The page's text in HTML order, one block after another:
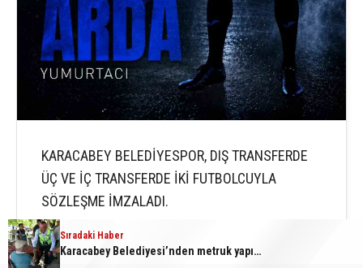
KARACABEY BELEDİYESPOR, DIŞ TRANSFERDE
ÜÇ VE İÇ TRANSFERDE İKİ FUTBOLCUYLA
SÖZLEŞME İMZALADI.
Sıradaki Haber
Karacabey Belediyesi’nden metruk yapılara geçit yok